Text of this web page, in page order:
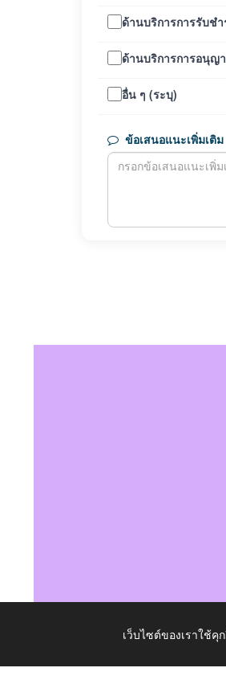
ด้านบริการการรับช
ด้านบริการการอนุญ
อื่น ๆ (ระบุ)
ข้อเสนอแนะเพิ่มเติม
Copyright © 2026 All Right
เว็บไซต์ของเราใช้